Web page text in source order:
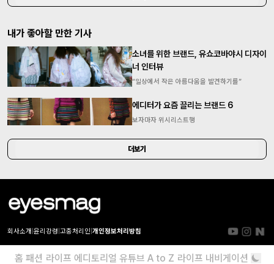
내가 좋아할 만한 기사
소녀를 위한 브랜드, 유쇼코바야시 디자이
너 인터뷰
“일상에서 작은 아름다움을 발견하기를”
에디터가 요즘 끌리는 브랜드 6
보자마자 위시리스트행
더보기
회사소개 윤리강령 고충처리인 개인정보처리방침
홈 패션 라이프 에디토리얼 유튜브 A to Z 라이프 내비게이션